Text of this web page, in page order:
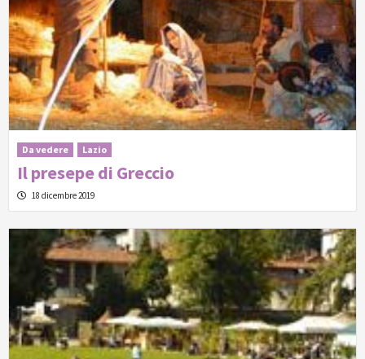
Da vedere Lazio
Il presepe di Greccio
18 dicembre 2019